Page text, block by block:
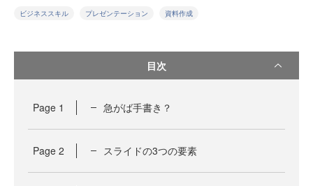
ビジネススキル プレゼンテーション 資料作成
目次
Page 1 急がば手書き？
Page 2 スライドの3つの要素